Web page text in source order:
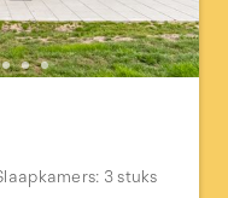
3 stuks